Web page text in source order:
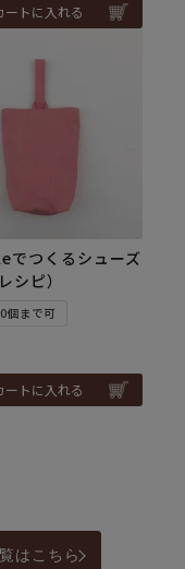
ートに入れる
つくるシューズ
シピ）
個まで可
ートに入れる
はこちら